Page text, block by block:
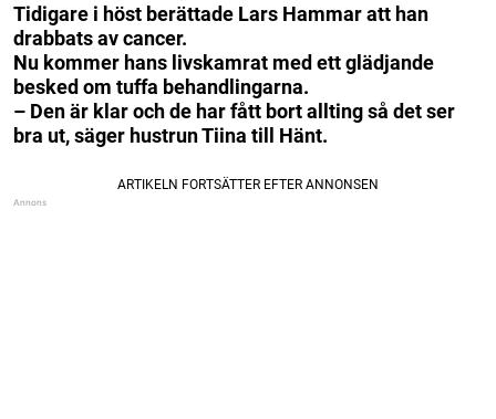
Tidigare i höst berättade Lars Hammar att han
drabbats av cancer.
Nu kommer hans livskamrat med ett glädjande
besked om tuffa behandlingarna.
– Den är klar och de har fått bort allting så det ser
bra ut, säger hustrun Tiina till Hänt.